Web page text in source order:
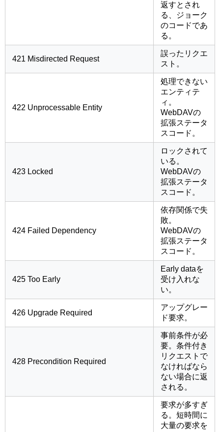
返すとされ
る、ジョーク
のコードであ
る。
421 Misdirected Request
誤ったリクエ
スト。
422 Unprocessable Entity
処理できない
エンティテ
ィ。
WebDAVの
拡張ステータ
スコード。
423 Locked
ロックされて
いる。
WebDAVの
拡張ステータ
スコード。
424 Failed Dependency
依存関係で失
敗。
WebDAVの
拡張ステータ
スコード。
425 Too Early
Early dataを
受け入れな
い。
426 Upgrade Required
アップグレー
ド要求。
428 Precondition Required
事前条件が必
要。条件付き
リクエストで
なければなら
ない場合に返
される。
要求が多すぎ
る。短時間に
大量の要求を